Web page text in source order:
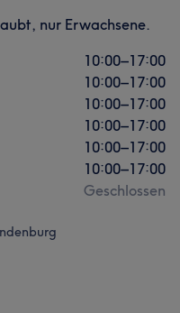
nur Erwachsene.
10:00–17:00
10:00–17:00
10:00–17:00
10:00–17:00
10:00–17:00
10:00–17:00
Geschlossen